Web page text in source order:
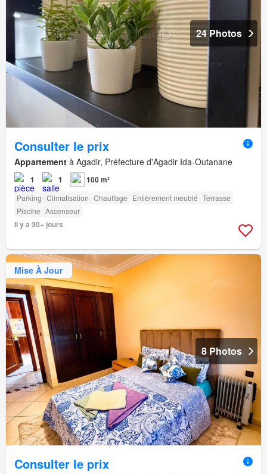
24 Photos
Consulter le prix
Appartement à Agadir, Préfecture d'Agadir Ida-Outanane
1 1 100 m²
Parking Climatisation Chauffage Entièrement meublé Terrasse
Piscine Ascenseur
Il y a 30+ jours
Mise À Jour
8 Photos
Consulter le prix